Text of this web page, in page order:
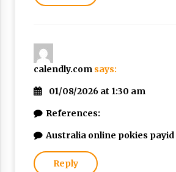
calendly.com says:
01/08/2026 at 1:30 am
References:
Australia online pokies payid
Reply